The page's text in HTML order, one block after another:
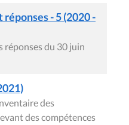
- 5 (2020 -
réponses du 30 juin
des
des compétences